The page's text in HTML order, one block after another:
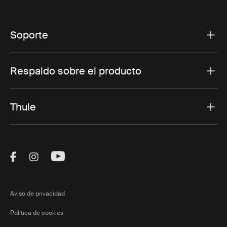
Soporte
Respaldo sobre el producto
Thule
Visit Thule on Facebook (external link)
Visit Thule on Instagram (external link)
Visit Thule on Youtube (external
Aviso de privacidad
Política de cookies